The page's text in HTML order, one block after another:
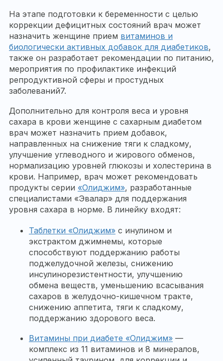
На этапе подготовки к беременности с целью
коррекции дефицитных состояний врач может
назначить женщине прием витаминов и
биологически активных добавок для диабетиков,
также он разработает рекомендации по питанию,
мероприятия по профилактике инфекций
репродуктивной сферы и простудных
заболеваний7.
Дополнительно для контроля веса и уровня
сахара в крови женщине с сахарным диабетом
врач может назначить прием добавок,
направленных на снижение тяги к сладкому,
улучшение углеводного и жирового обменов,
нормализацию уровней глюкозы и холестерина в
крови. Например, врач может рекомендовать
продукты серии «Олиджим», разработанные
специалистами «Эвалар» для поддержания
уровня сахара в норме. В линейку входят:
Таблетки «Олиджим» с инулином и
экстрактом джимнемы, которые
способствуют поддержанию работы
поджелудочной железы, снижению
инсулинорезистентности, улучшению
обмена веществ, уменьшению всасывания
сахаров в желудочно-кишечном тракте,
снижению аппетита, тяги к сладкому,
поддержанию здорового веса.
Витамины при диабете «Олиджим» —
комплекс из 11 витаминов и 8 минералов,